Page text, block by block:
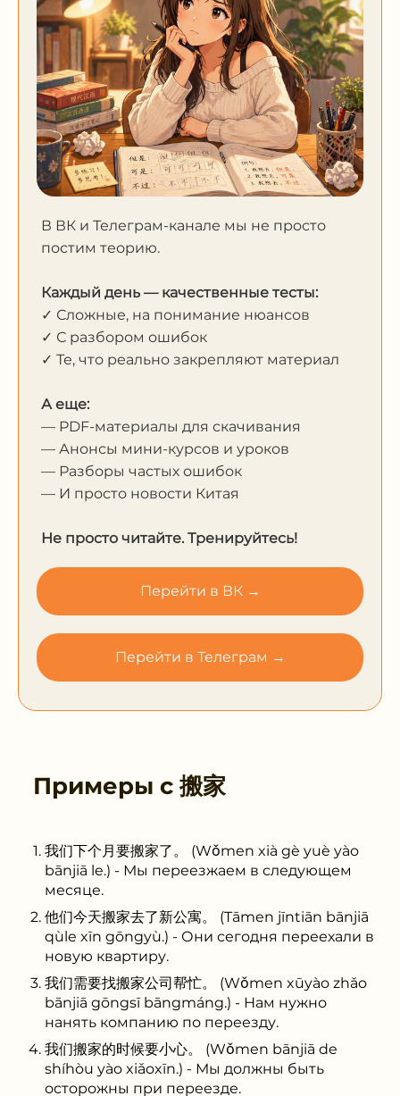
В ВК и Телеграм-канале мы не просто
постим теорию.
Каждый день — качественные тесты:
✓ Сложные, на понимание нюансов
✓ С разбором ошибок
✓ Те, что реально закрепляют материал
А еще:
— PDF-материалы для скачивания
— Анонсы мини-курсов и уроков
— Разборы частых ошибок
— И просто новости Китая
Не просто читайте. Тренируйтесь!
Перейти в ВК →
Перейти в Телеграм →
Примеры с 搬家
我们下个月要搬家了。 (Wǒmen xià gè yuè yào
bānjiā le.) - Мы переезжаем в следующем
месяце.
他们今天搬家去了新公寓。 (Tāmen jīntiān bānjiā
qùle xīn gōngyù.) - Они сегодня переехали в
новую квартиру.
我们需要找搬家公司帮忙。 (Wǒmen xūyào zhǎo
bānjiā gōngsī bāngmáng.) - Нам нужно
нанять компанию по переезду.
我们搬家的时候要小心。 (Wǒmen bānjiā de
shíhòu yào xiǎoxīn.) - Мы должны быть
осторожны при переезде.